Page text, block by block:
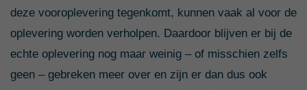
deze vooroplevering tegenkomt, kunnen vaak al voor de
oplevering worden verholpen. Daardoor blijven er bij de
echte oplevering nog maar weinig – of misschien zelfs
geen – gebreken meer over en zijn er dan dus ook